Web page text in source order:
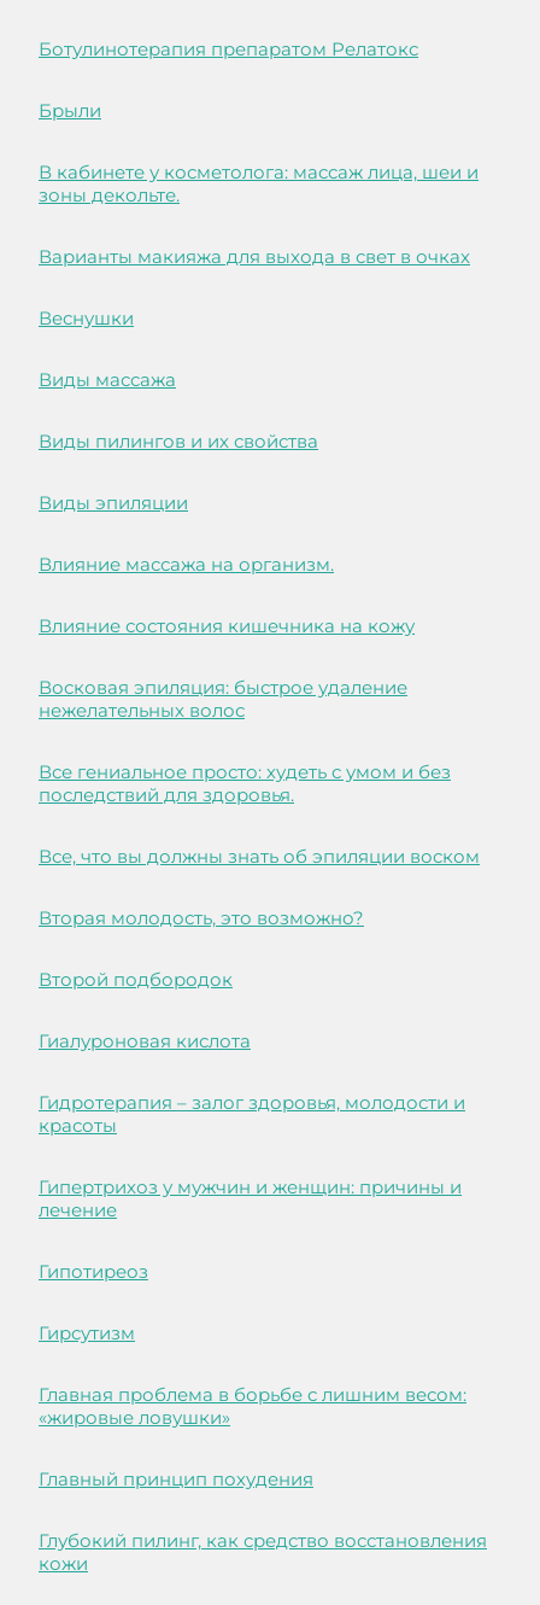
Ботулинотерапия препаратом Релатокс
Брыли
В кабинете у косметолога: массаж лица, шеи и
зоны декольте.
Варианты макияжа для выхода в свет в очках
Веснушки
Виды массажа
Виды пилингов и их свойства
Виды эпиляции
Влияние массажа на организм.
Влияние состояния кишечника на кожу
Восковая эпиляция: быстрое удаление
нежелательных волос
Все гениальное просто: худеть с умом и без
последствий для здоровья.
Все, что вы должны знать об эпиляции воском
Вторая молодость, это возможно?
Второй подбородок
Гиалуроновая кислота
Гидротерапия – залог здоровья, молодости и
красоты
Гипертрихоз у мужчин и женщин: причины и
лечение
Гипотиреоз
Гирсутизм
Главная проблема в борьбе с лишним весом:
«жировые ловушки»
Главный принцип похудения
Глубокий пилинг, как средство восстановления
кожи